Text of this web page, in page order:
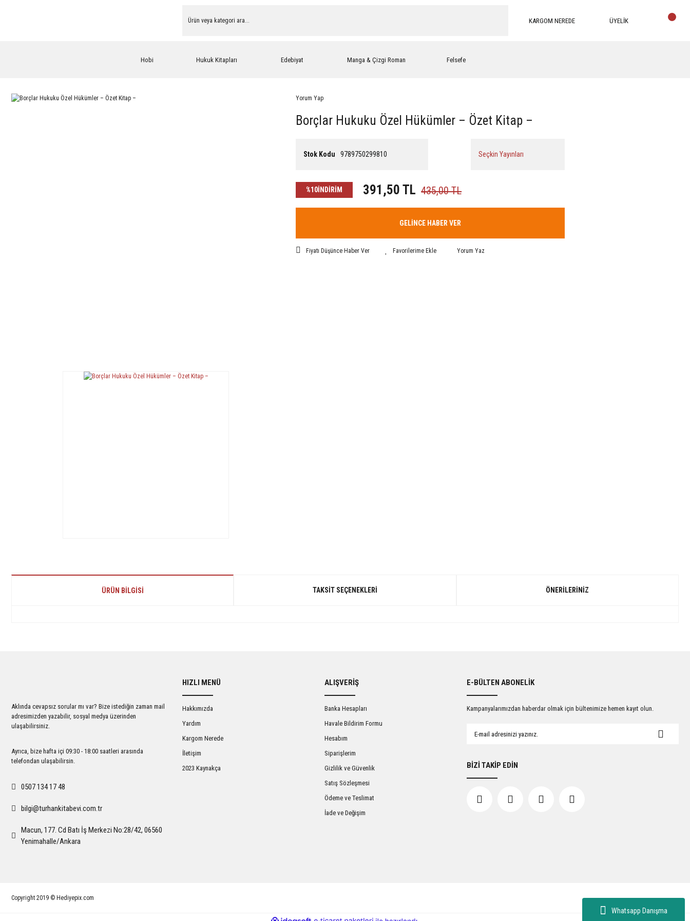
Whatsapp Danışma
KARGOM NEREDE ÜYELİK
Hobi Hukuk Kitapları Edebiyat Manga & Çizgi Roman Felsefe
Yorum Yap
Borçlar Hukuku Özel Hükümler – Özet Kitap –
Stok Kodu 9789750299810 Seçkin Yayınları
%10İNDİRİM 391,50 TL 435,00 TL
GELİNCE HABER VER
Fiyatı Düşünce Haber Ver Yorum Yaz
ÜRÜN BILGISI TAKSIT SEÇENEKLERI ÖNERILERINIZ
Ürün fiyatı diğer sitelerden daha pahalı.
Bu ürüne benzer farklı alternatifler olmalı.
Gönder
Aklında cevapsız sorular mı var? Bize istediğin zaman mail
adresimizden yazabilir, sosyal medya üzerinden
ulaşabilirsiniz.
Ayrıca, bize hafta içi 09:30 - 18:00 saatleri arasında
telefondan ulaşabilirsin.
0507 134 17 48
bilgi@turhankitabevi.com.tr
Macun, 177. Cd Batı İş Merkezi No:28/42, 06560
Yenimahalle/Ankara
HIZLI MENÜ
Hakkımızda
Yardım
Kargom Nerede
İletişim
2023 Kaynakça
ALIŞVERİŞ
Banka Hesapları
Havale Bildirim Formu
Hesabım
Siparişlerim
Gizlilik ve Güvenlik
Satış Sözleşmesi
Ödeme ve Teslimat
İade ve Değişim
E-BÜLTEN ABONELİK
Kampanyalarımızdan haberdar olmak için bültenimize hemen kayıt olun.
BİZİ TAKİP EDİN
Copyright 2019 © Hediyepix.com